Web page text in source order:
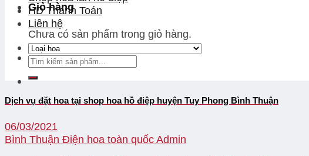
Giỏ hàng
Chưa có sản phẩm trong giỏ hàng.
HD Thanh Toán
Liên hệ
Dịch vụ đặt hoa tại shop hoa hồ điệp huyện Tuy Phong Bình Thuận
06/03/2021
Bình Thuận Điện hoa toàn quốcAdmin